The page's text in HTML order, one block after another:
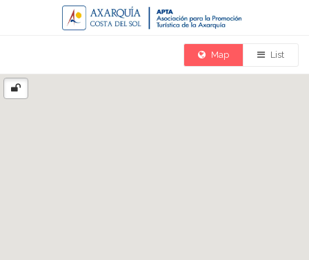
Map List